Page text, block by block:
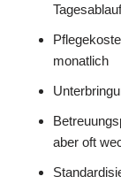
monatlich
aber oft